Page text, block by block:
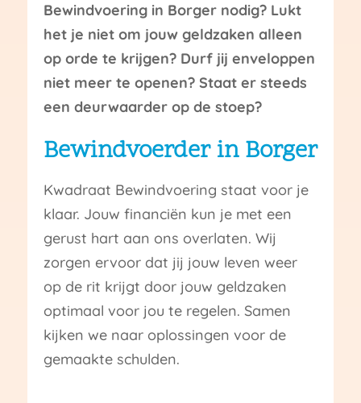
Bewindvoering in Borger nodig? Lukt
het je niet om jouw geldzaken alleen
op orde te krijgen? Durf jij enveloppen
niet meer te openen? Staat er steeds
een deurwaarder op de stoep?
Bewindvoerder in Borger
Kwadraat Bewindvoering staat voor je
klaar. Jouw financiën kun je met een
gerust hart aan ons overlaten. Wij
zorgen ervoor dat jij jouw leven weer
op de rit krijgt door jouw geldzaken
optimaal voor jou te regelen. Samen
kijken we naar oplossingen voor de
gemaakte schulden.